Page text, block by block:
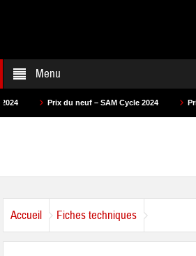
Menu
du neuf – SAM Cycle 2024 Prix du neuf –
Accueil Fiches techniques